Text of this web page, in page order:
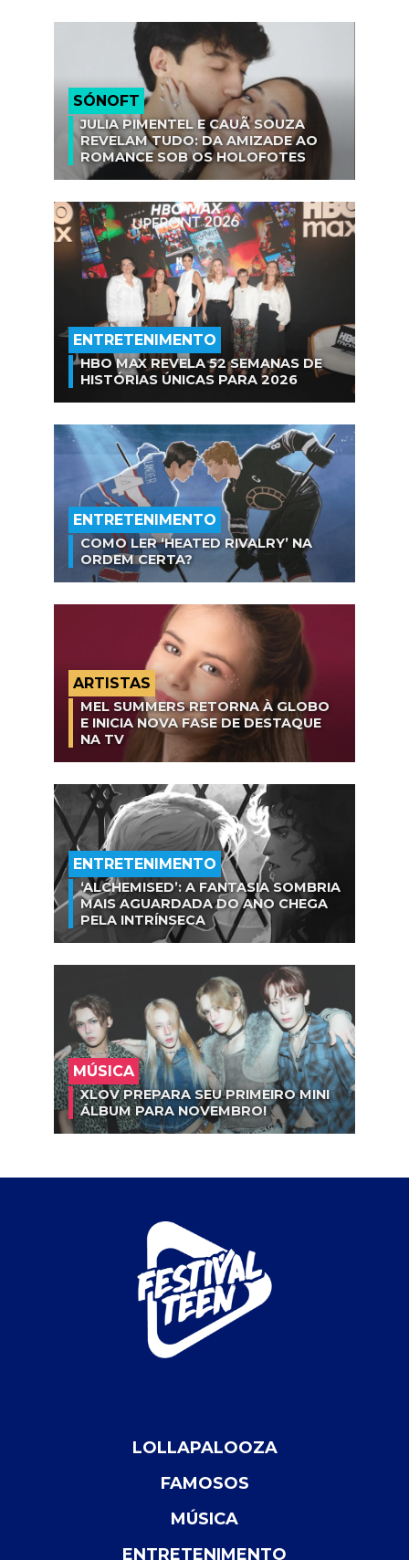
SÓNOFT
JULIA PIMENTEL E CAUÃ SOUZA
REVELAM TUDO: DA AMIZADE AO
ROMANCE SOB OS HOLOFOTES
ENTRETENIMENTO
HBO MAX REVELA 52 SEMANAS DE
HISTÓRIAS ÚNICAS PARA 2026
ENTRETENIMENTO
COMO LER ‘HEATED RIVALRY’ NA
ORDEM CERTA?
ARTISTAS
MEL SUMMERS RETORNA À GLOBO
E INICIA NOVA FASE DE DESTAQUE
NA TV
ENTRETENIMENTO
‘ALCHEMISED’: A FANTASIA SOMBRIA
MAIS AGUARDADA DO ANO CHEGA
PELA INTRÍNSECA
MÚSICA
XLOV PREPARA SEU PRIMEIRO MINI
ÁLBUM PARA NOVEMBRO!
LOLLAPALOOZA
FAMOSOS
MÚSICA
ENTRETENIMENTO